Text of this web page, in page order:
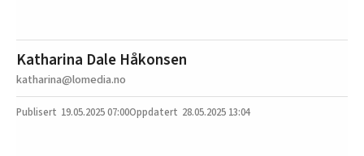
Katharina Dale Håkonsen
katharina@lomedia.no
19.05.202507:00 28.05.2025 13:04